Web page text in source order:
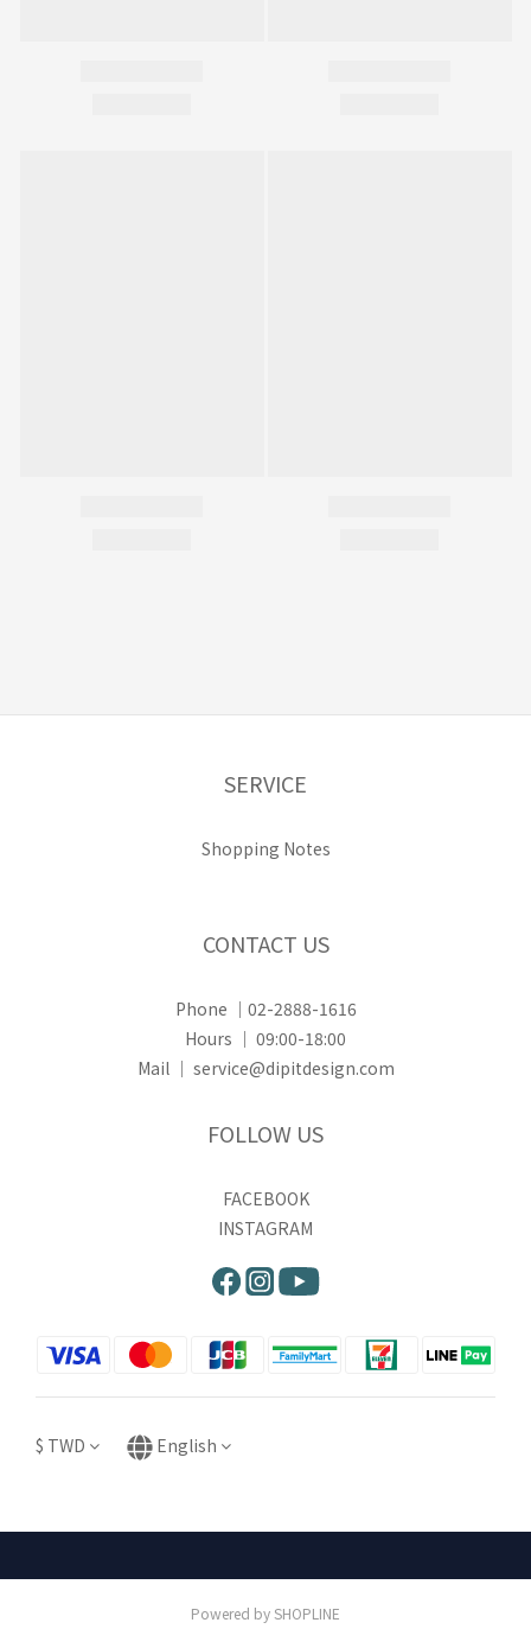
SERVICE
Shopping Notes
CONTACT US
Phone ｜02-2888-1616
Hours ｜ 09:00-18:00
Mail ｜ service@dipitdesign.com
FOLLOW US
FACEBOOK
INSTAGRAM
$ TWD English
Powered by SHOPLINE